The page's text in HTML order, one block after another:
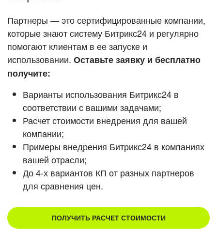
ВХОД
Кейсы партнеров
Смотреть видеокейсы
Партнеры — это сертифицированные компании,
которые знают систему Битрикс24 и регулярно
помогают клиентам в ее запуске и
использовании. Оставьте заявку и бесплатно
получите:
Варианты использования Битрикс24 в
соответствии с вашими задачами;
Расчет стоимости внедрения для вашей
компании;
Примеры внедрения Битрикс24 в компаниях
вашей отрасли;
До 4-х вариантов КП от разных партнеров
для сравнения цен.
ПОЛУЧИТЬ РАСЧЕТ СТОИМОСТИ